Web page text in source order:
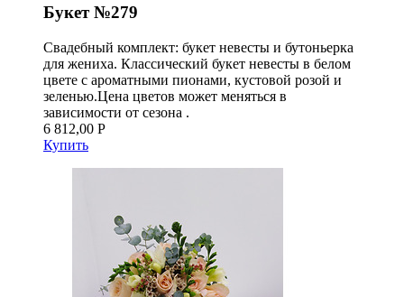
Букет №279
Свадебный комплект: букет невесты и бутоньерка
для жениха. Классический букет невесты в белом
цвете с ароматными пионами, кустовой розой и
зеленью.Цена цветов может меняться в
зависимости от сезона .
6 812,00 Р
Купить